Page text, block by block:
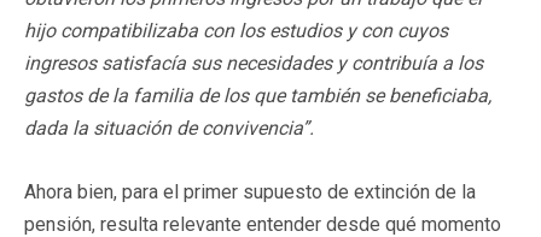
hijo compatibilizaba con los estudios y con cuyos
ingresos satisfacía sus necesidades y contribuía a los
gastos de la familia de los que también se beneficiaba,
dada la situación de convivencia”.
Ahora bien, para el primer supuesto de extinción de la
pensión, resulta relevante entender desde qué momento